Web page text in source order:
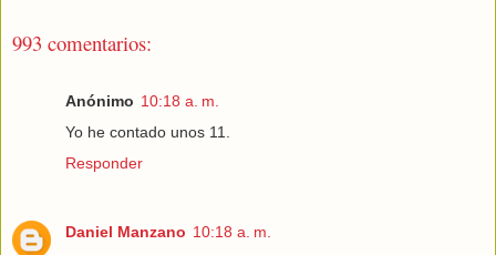
993 comentarios:
Anónimo 10:18 a. m.
Yo he contado unos 11.
Responder
Daniel Manzano 10:18 a. m.